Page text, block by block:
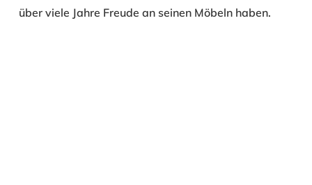
über viele Jahre Freude an seinen Möbeln haben.